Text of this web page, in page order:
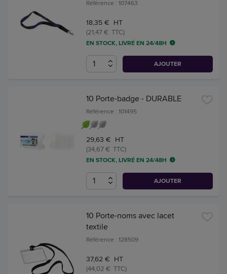
Référence : 107463
18,35 € HT
(21,47 € TTC)
EN STOCK, LIVRÉ EN 24/48H
AJOUTER
10 Porte-badge - DURABLE
Référence : 101495
29,63 € HT
(34,67 € TTC)
EN STOCK, LIVRÉ EN 24/48H
AJOUTER
10 Porte-noms avec lacet
textile
Référence : 128509
37,62 € HT
(44,02 € TTC)